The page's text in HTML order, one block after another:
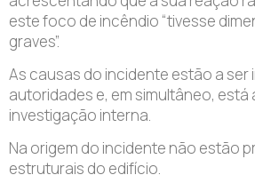
este foco de incêndio “tivesse
graves”.
As causas do incidente estão a ser
autoridades e, em simultâneo, está
investigação interna.
Na origem do incidente não estão
estruturais do edifício.